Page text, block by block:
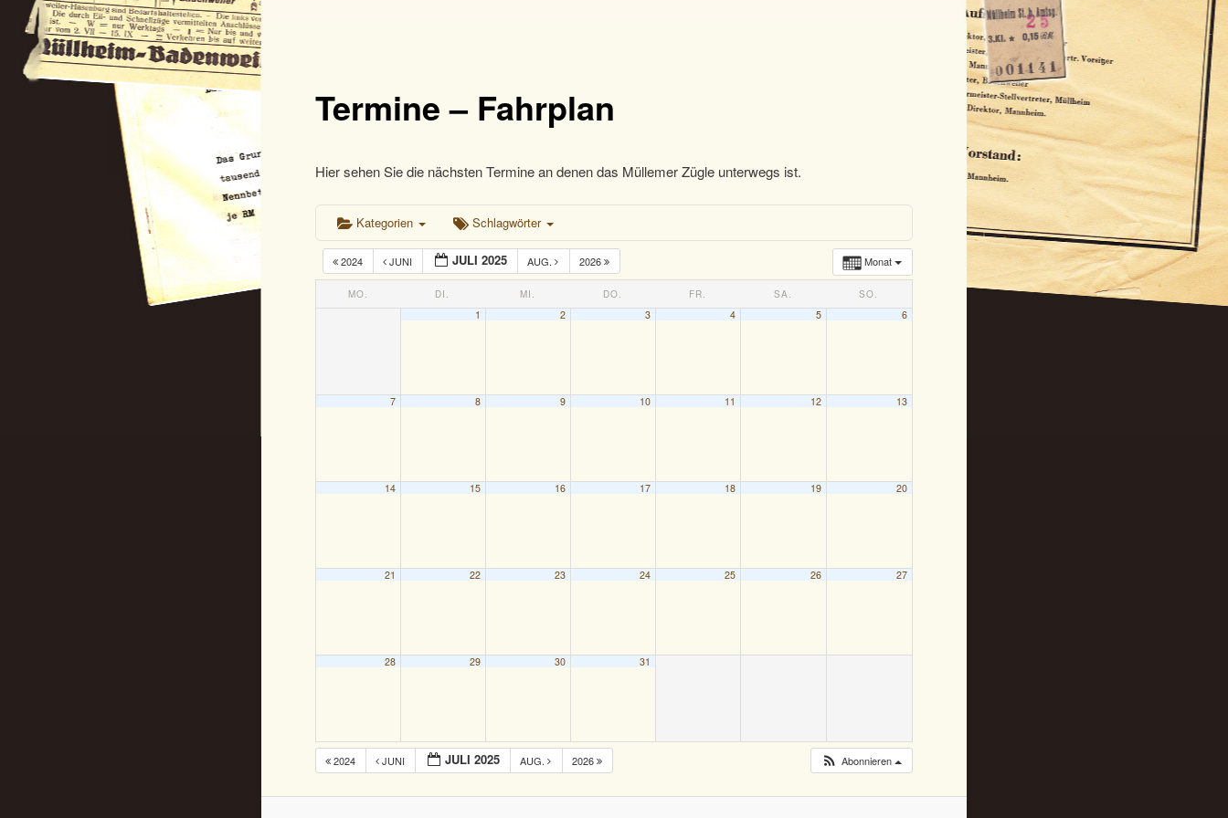
Termine – Fahrplan
Hier sehen Sie die nächsten Termine an denen das Müllemer Zügle unterwegs ist.
Kategorien Schlagwörter
Monat
2024 JUNI JULI 2025 AUG. 2026
MO. DI. MI. DO. FR. SA. SO.
1 2 3 4 5 6
7 8 9 10 11 12 13
14 15 16 17 18 19 20
21 22 23 24 25 26 27
28 29 30 31
2024 JUNI JULI 2025 AUG. 2026 Abonnieren